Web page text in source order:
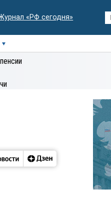
«РФ сегодня»
Деловая